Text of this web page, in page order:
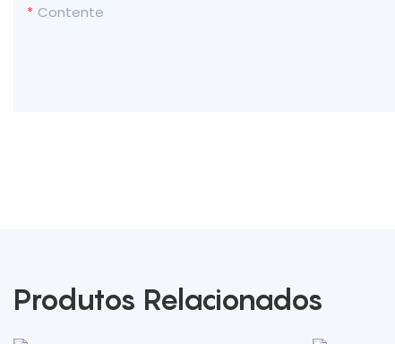
Contente
Produtos Relacionados